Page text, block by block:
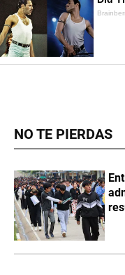
NO TE PIERDAS